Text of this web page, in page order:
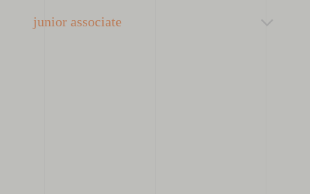
junior associate